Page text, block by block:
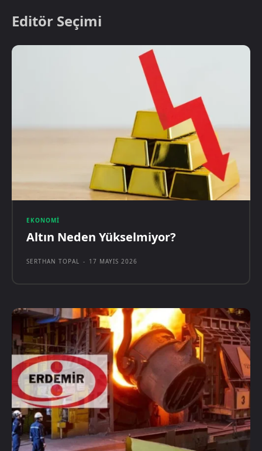
Editör Seçimi
EKONOMI
Altın Neden Yükselmiyor?
SERTHAN TOPAL - 17 MAYIS 2026